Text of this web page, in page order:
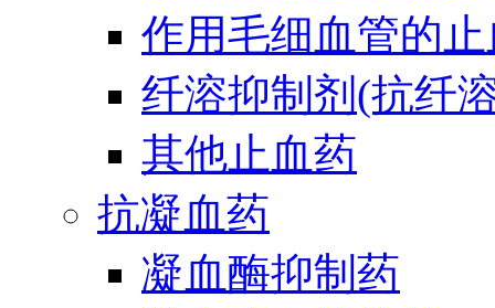
作用毛细血管的
纤溶抑制剂(抗纤
其他止血药
抗凝血药
凝血酶抑制药